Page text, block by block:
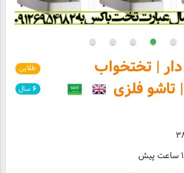
| تختخواب
تاشو فلزی
طلایی
۶ سال